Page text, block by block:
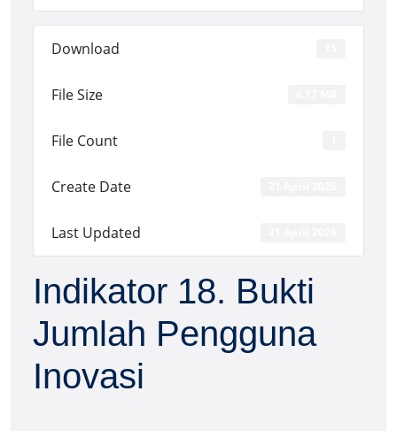
Download
File Size
File Count
Create Date
Last Updated
Indikator 18. Bukti
Jumlah Pengguna
Inovasi